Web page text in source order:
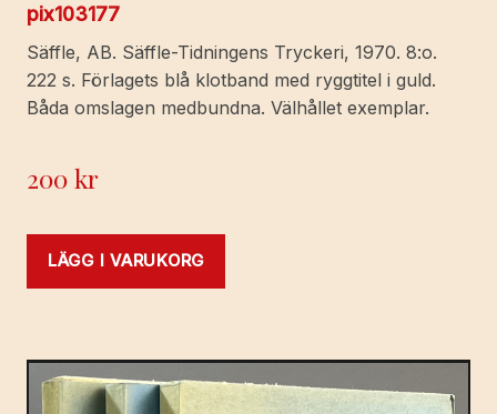
pix103177
Säffle, AB. Säffle-Tidningens Tryckeri, 1970. 8:o.
222 s. Förlagets blå klotband med ryggtitel i guld.
Båda omslagen medbundna. Välhållet exemplar.
200kr
LÄGG I VARUKORG